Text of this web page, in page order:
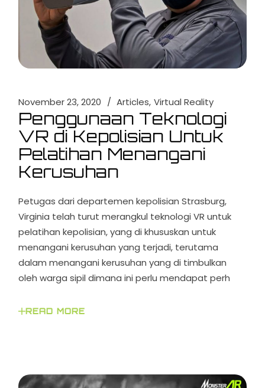
November 23, 2020 Articles Virtual Reality
Penggunaan Teknologi
VR di Kepolisian Untuk
Pelatihan Menangani
Kerusuhan
Petugas dari departemen kepolisian Strasburg,
Virginia telah turut merangkul teknologi VR untuk
pelatihan kepolisian, yang di khususkan untuk
menangani kerusuhan yang terjadi, terutama
dalam menangani kerusuhan yang di timbulkan
oleh warga sipil dimana ini perlu mendapat perh
READ MORE